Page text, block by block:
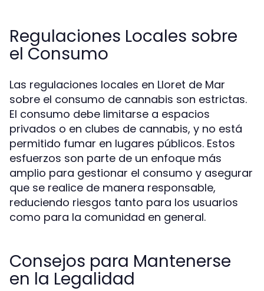
Regulaciones Locales sobre
el Consumo
Las regulaciones locales en Lloret de Mar
sobre el consumo de cannabis son estrictas.
El consumo debe limitarse a espacios
privados o en clubes de cannabis, y no está
permitido fumar en lugares públicos. Estos
esfuerzos son parte de un enfoque más
amplio para gestionar el consumo y asegurar
que se realice de manera responsable,
reduciendo riesgos tanto para los usuarios
como para la comunidad en general.
Consejos para Mantenerse
en la Legalidad